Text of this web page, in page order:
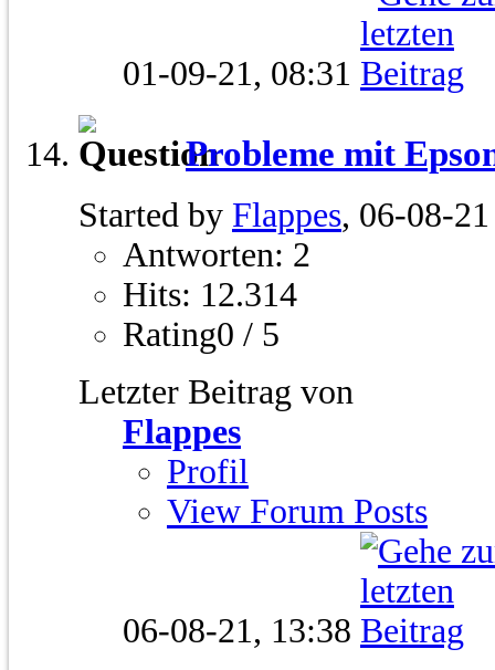
01-09-21, 08:31
Probleme mit
Started by Flappes, 06-08-
Antworten: 2
Hits: 12.314
Rating0 / 5
Letzter Beitrag von
Flappes
Profil
View Forum Posts
06-08-21, 13:38